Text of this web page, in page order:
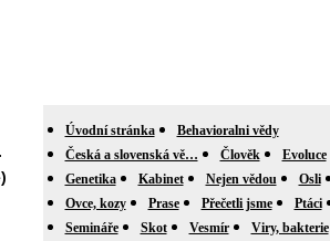
Úvodní stránka
Behavioralni vědy
Česká a slovenská vě…
Člověk Evoluce
Genetika
Kabinet Nejen vědou Osli
Ovce, kozy
Prase Přečetli jsme Ptáci
Semináře
Skot Vesmír
Viry, bakterie